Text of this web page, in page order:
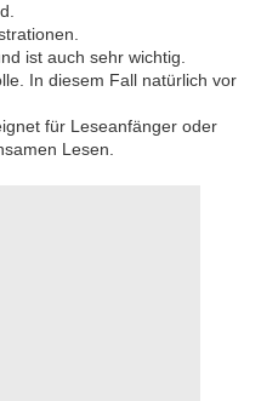
ist auch sehr wichtig.
In diesem Fall natürlich vor
für Leseanfänger oder
Lesen.